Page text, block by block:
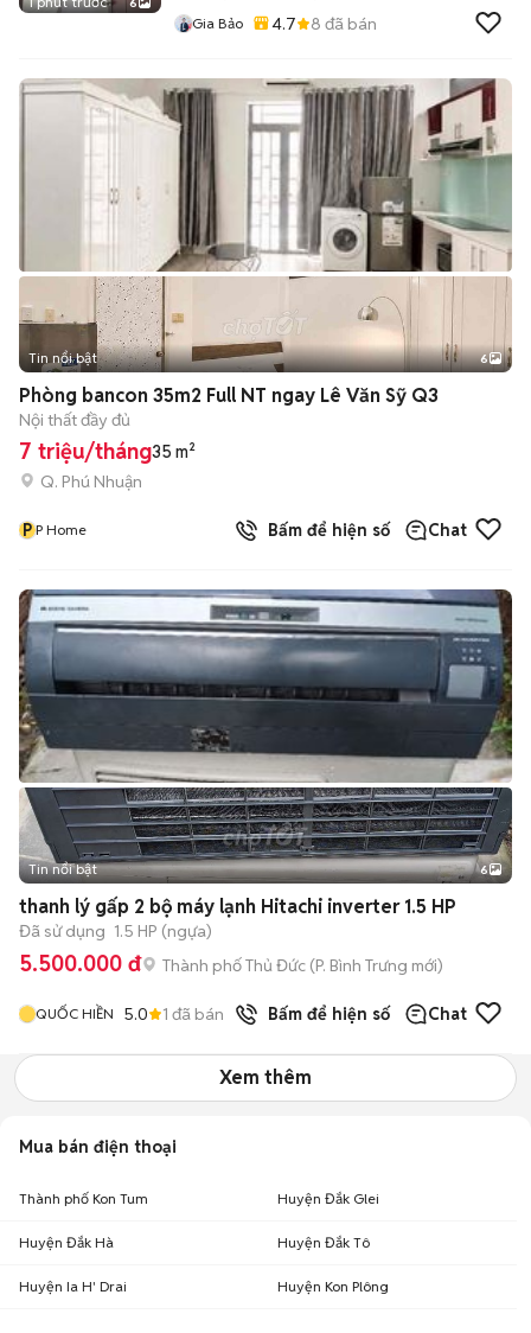
Gia Bảo 4.7 8 đã bán
+2
Tin nổi bật 6
Phòng bancon 35m2 Full NT ngay Lê Văn Sỹ Q3
Nội thất đầy đủ
7 triệu/tháng35 m²
Q. Phú Nhuận
P P Home Bấm để hiện số Chat
+2
Tin nổi bật 6
thanh lý gấp 2 bộ máy lạnh Hitachi inverter 1.5 HP
Đã sử dụng 1.5 HP (ngựa)
5.500.000 đ Thành phố Thủ Đức (P. Bình Trưng mới)
QUỐC HIỀN 5.0 1 đã bán Bấm để hiện số Chat
Xem thêm
Mua bán điện thoại
Thành phố Kon Tum Huyện Đắk Glei
Huyện Đắk Hà Huyện Đắk Tô
Huyện Ia H' Drai Huyện Kon Plông